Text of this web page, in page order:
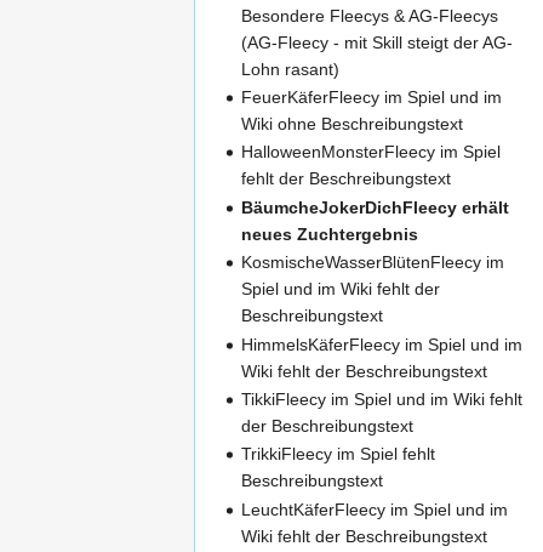
Besondere Fleecys & AG-Fleecys
(AG-Fleecy - mit Skill steigt der AG-
Lohn rasant)
FeuerKäferFleecy im Spiel und im
Wiki ohne Beschreibungstext
HalloweenMonsterFleecy im Spiel
fehlt der Beschreibungstext
BäumcheJokerDichFleecy erhält
neues Zuchtergebnis
KosmischeWasserBlütenFleecy im
Spiel und im Wiki fehlt der
Beschreibungstext
HimmelsKäferFleecy im Spiel und im
Wiki fehlt der Beschreibungstext
TikkiFleecy im Spiel und im Wiki fehlt
der Beschreibungstext
TrikkiFleecy im Spiel fehlt
Beschreibungstext
LeuchtKäferFleecy im Spiel und im
Wiki fehlt der Beschreibungstext